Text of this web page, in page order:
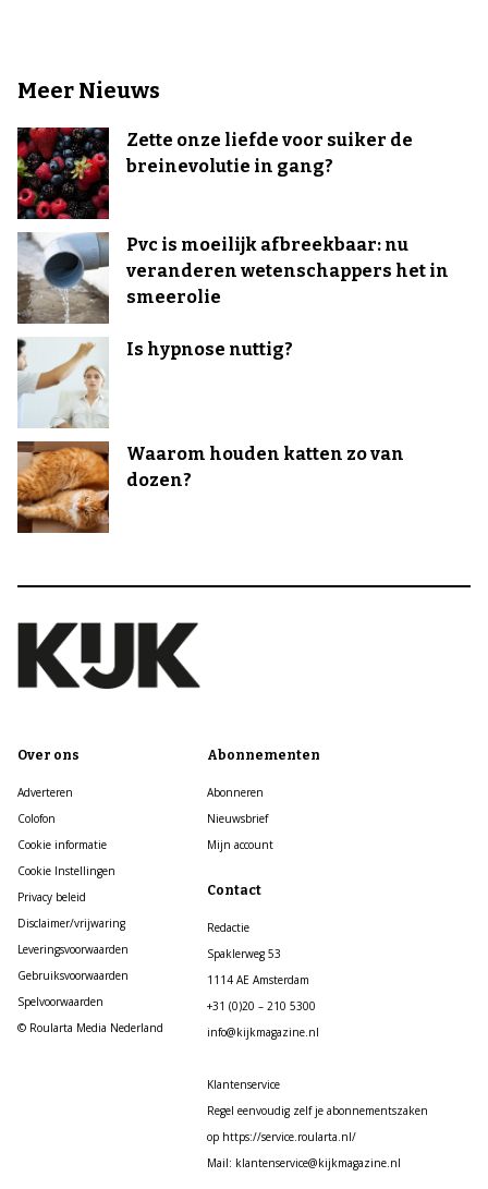
Meer Nieuws
Zette onze liefde voor suiker de
breinevolutie in gang?
Pvc is moeilijk afbreekbaar: nu
veranderen wetenschappers het in
smeerolie
Is hypnose nuttig?
Waarom houden katten zo van
dozen?
Over ons
Adverteren
Colofon
Cookie informatie
Cookie Instellingen
Privacy beleid
Disclaimer/vrijwaring
Leveringsvoorwaarden
Gebruiksvoorwaarden
Spelvoorwaarden
© Roularta Media Nederland
Abonnementen
Abonneren
Nieuwsbrief
Mijn account
Contact
Redactie
Spaklerweg 53
1114 AE Amsterdam
+31 (0)20 – 210 5300
info@kijkmagazine.nl
Klantenservice
Regel eenvoudig zelf je abonnementszaken
op https://service.roularta.nl/
Mail: klantenservice@kijkmagazine.nl